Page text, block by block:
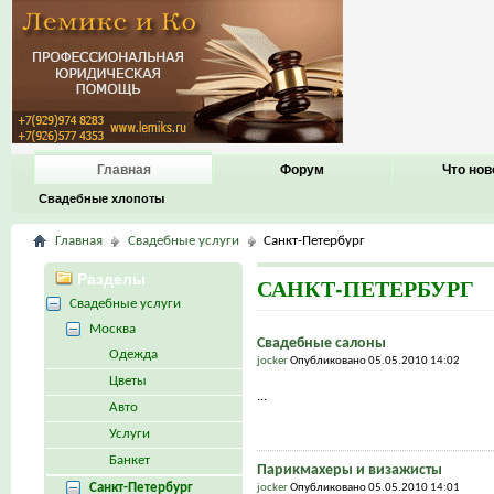
Главная
Свадебные хлопоты
Форум Что
Главная Свадебные услуги Санкт-Петербург
САНКТ-ПЕТЕРБУРГ
Свадебные салоны
jockerОпубликовано 05.05.2010 14:02
...
Парикмахеры и визажисты
jockerОпубликовано 05.05.2010 14:01
Разделы
Свадебные услуги
Москва
Одежда
Цветы
Авто
Услуги
Банкет
Санкт-Петербург